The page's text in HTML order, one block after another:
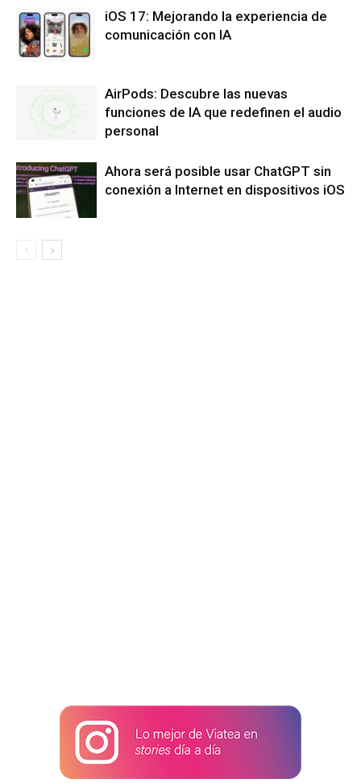
iOS 17: Mejorando la experiencia de
comunicación con IA
AirPods: Descubre las nuevas
funciones de IA que redefinen el audio
personal
Ahora será posible usar ChatGPT sin
conexión a Internet en dispositivos iOS